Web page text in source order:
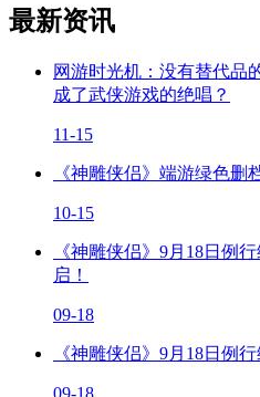
最新资讯
网游时光机：没有替代品
成了武侠游戏的绝唱？
11-15
《神雕侠侣》端游绿色删
10-15
《神雕侠侣》9月18日例
启！
09-18
《神雕侠侣》9月18日例
09-18